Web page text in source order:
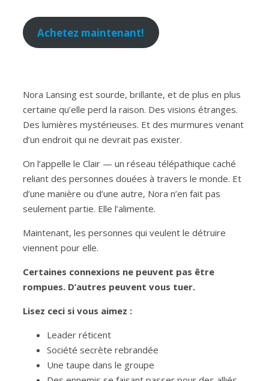
Achetez maintenant!
Nora Lansing est sourde, brillante, et de plus en plus
certaine qu’elle perd la raison. Des visions étranges.
Des lumières mystérieuses. Et des murmures venant
d’un endroit qui ne devrait pas exister.
On l’appelle le Clair — un réseau télépathique caché
reliant des personnes douées à travers le monde. Et
d’une manière ou d’une autre, Nora n’en fait pas
seulement partie. Elle l’alimente.
Maintenant, les personnes qui veulent le détruire
viennent pour elle.
Certaines connexions ne peuvent pas être
rompues. D’autres peuvent vous tuer.
Lisez ceci si vous aimez :
Leader réticent
Société secrète rebrandée
Une taupe dans le groupe